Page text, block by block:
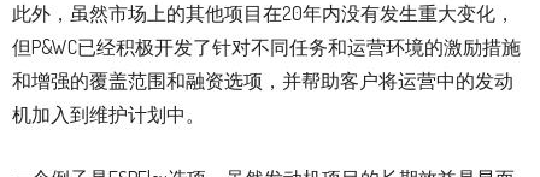
此外，虽然市场上的其他项目在20年内没有发生重大变化，
但P&WC已经积极开发了针对不同任务和运营环境的激励措施
和增强的覆盖范围和融资选项，并帮助客户将运营中的发动
机加入到维护计划中。